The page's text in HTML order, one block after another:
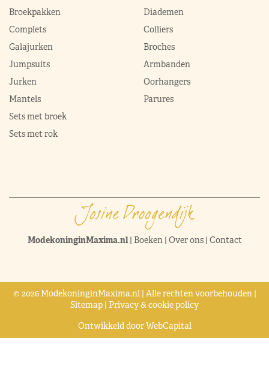
Broekpakken
Complets
Galajurken
Jumpsuits
Jurken
Mantels
Sets met broek
Sets met rok
Diademen
Colliers
Broches
Armbanden
Oorhangers
Parures
ModekoninginMaxima.nl| Boeken | Over ons| Contact
© 2026 ModekoninginMaxima.nl | Alle rechten voorbehouden |
Sitemap | Privacy & cookie policy
Ontwikkeld doorWebCapital